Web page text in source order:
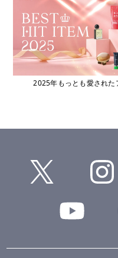
2025年もっとも愛された